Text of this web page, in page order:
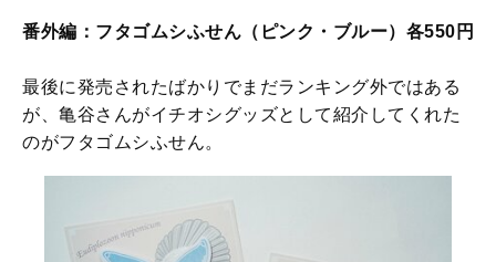
番外編：フタゴムシふせん（ピンク・ブルー）各550円
最後に発売されたばかりでまだランキング外ではある
が、亀谷さんがイチオシグッズとして紹介してくれた
のがフタゴムシふせん。